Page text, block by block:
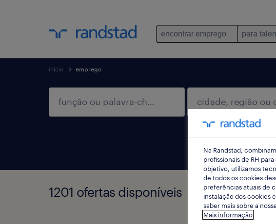
encontrar emprego para
início emprego
1201 ofertas disponíveis
Na Randstad,
profissionais de RH
objetivo, utilizamos
de todos os cookies
preferências atuais de
instalação dos cookies
saber mais sobre a
Mais informação